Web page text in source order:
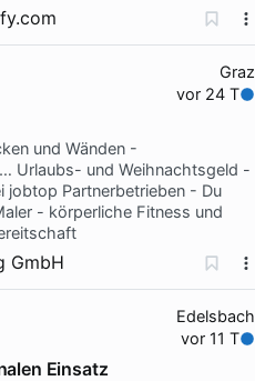
Graz
vor 24 T
und Wänden -
Urlaubs- und Weihnachtsgeld -
jobtop Partnerbetrieben - Du
- körperliche Fitness und
GmbH
Edelsbach
vor 11 T
Einsatz